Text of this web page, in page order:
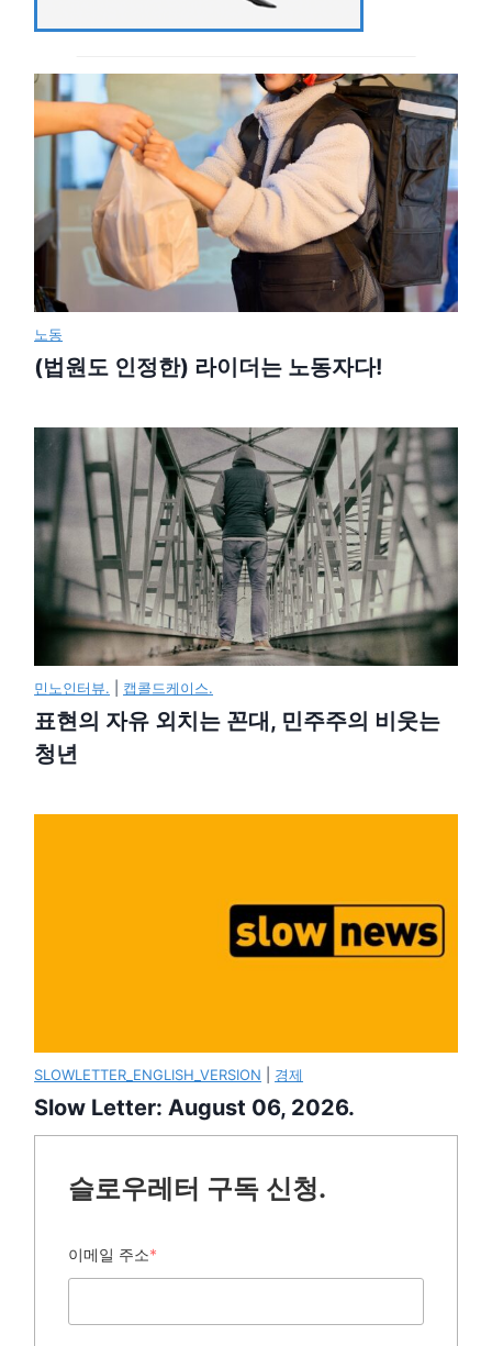
노동
(법원도 인정한) 라이더는 노동자다!
민노인터뷰. 캡콜드케이스.
표현의 자유 외치는 꼰대, 민주주의 비웃는
청년
SLOWLETTER_ENGLISH_VERSION 경제
Slow Letter: August 06, 2026.
슬로우레터 구독 신청.
이메일 주소*